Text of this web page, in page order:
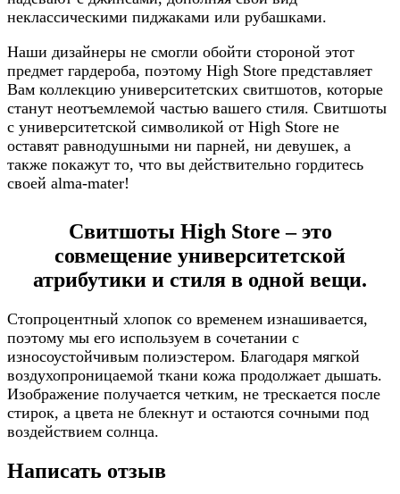
неклассическими пиджаками или рубашками.
Наши дизайнеры не смогли обойти стороной этот
предмет гардероба, поэтому High Store представляет
Вам коллекцию университетских свитшотов, которые
станут неотъемлемой частью вашего стиля. Свитшоты
с университетской символикой от High Store не
оставят равнодушными ни парней, ни девушек, а
также покажут то, что вы действительно гордитесь
своей alma-mater!
Свитшоты High Store – это
совмещение университетской
атрибутики и стиля в одной вещи.
Стопроцентный хлопок со временем изнашивается,
поэтому мы его используем в сочетании с
износоустойчивым полиэстером. Благодаря мягкой
воздухопроницаемой ткани кожа продолжает дышать.
Изображение получается четким, не трескается после
стирок, а цвета не блекнут и остаются сочными под
воздействием солнца.
Написать отзыв